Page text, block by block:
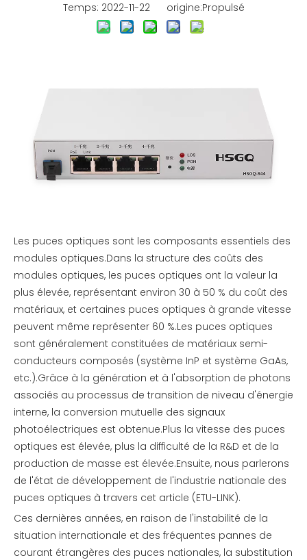
Temps: 2022-11-22 origine:Propulsé
Les puces optiques sont les composants essentiels des
modules optiques.Dans la structure des coûts des
modules optiques, les puces optiques ont la valeur la
plus élevée, représentant environ 30 à 50 % du coût des
matériaux, et certaines puces optiques à grande vitesse
peuvent même représenter 60 %.Les puces optiques
sont généralement constituées de matériaux semi-
conducteurs composés (système InP et système GaAs,
etc.).Grâce à la génération et à l'absorption de photons
associés au processus de transition de niveau d'énergie
interne, la conversion mutuelle des signaux
photoélectriques est obtenue.Plus la vitesse des puces
optiques est élevée, plus la difficulté de la R&D et de la
production de masse est élevée.Ensuite, nous parlerons
de l'état de développement de l'industrie nationale des
puces optiques à travers cet article (ETU-LINK).
Ces dernières années, en raison de l'instabilité de la
situation internationale et des fréquentes pannes de
courant étrangères des puces nationales, la substitution